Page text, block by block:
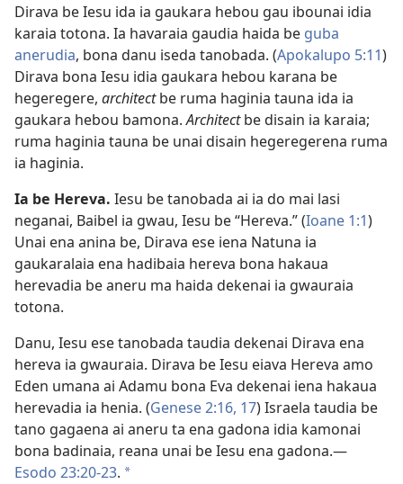
Dirava be Iesu ida ia gaukara hebou gau ibounai idia
karaia totona. Ia havaraia gaudia haida be guba
anerudia, bona danu iseda tanobada. (Apokalupo 5:11)
Dirava bona Iesu idia gaukara hebou karana be
hegeregere, architectbe ruma haginia tauna ida ia
gaukara hebou bamona.Architectbe disain ia karaia;
ruma haginia tauna be unai disain hegeregerena ruma
ia haginia.
Ia be Hereva. Iesu be tanobada ai ia do mai lasi
neganai, Baibel ia gwau, Iesu be “Hereva.” (Ioane 1:1)
Unai ena anina be, Dirava ese iena Natuna ia
gaukaralaia ena hadibaia hereva bona hakaua
herevadia be aneru ma haida dekenai ia gwauraia
totona.
Danu, Iesu ese tanobada taudia dekenai Dirava ena
hereva ia gwauraia. Dirava be Iesu eiava Hereva amo
Eden umana ai Adamu bona Eva dekenai iena hakaua
herevadia ia henia. (Genese 2:16, 17) Israela taudia be
tano gagaena ai aneru ta ena gadona idia kamonai
bona badinaia, reana unai be Iesu ena gadona.​—
Esodo 23:20-23. a